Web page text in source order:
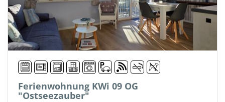
Ferienwohnung KWi 09 OG
"Ostseezauber"